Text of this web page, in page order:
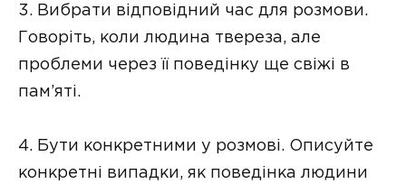
3. Вибрати відповідний час для розмови.
Говоріть, коли людина твереза, але
проблеми через її поведінку ще свіжі в
пам’яті.
4. Бути конкретними у розмові. Описуйте
конкретні випадки, як поведінка людини